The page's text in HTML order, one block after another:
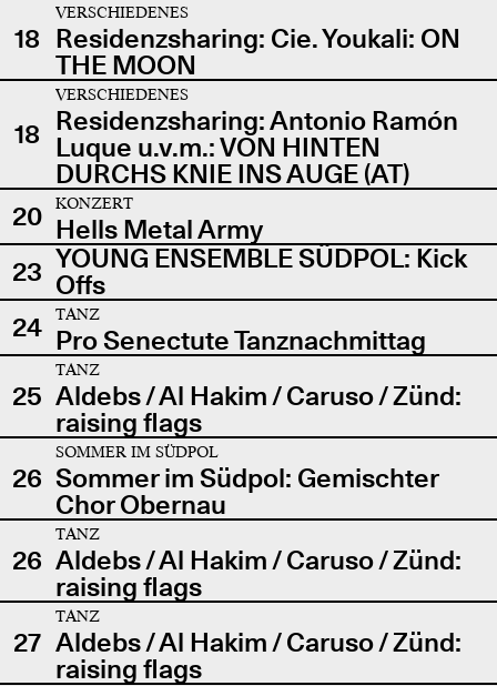
18
VERSCHIEDENES
Residenzsharing: Cie. Youkali: ON
THE MOON
18
VERSCHIEDENES
Residenzsharing: Antonio Ramón
Luque u.v.m.: VON HINTEN
DURCHS KNIE INS AUGE (AT)
20
KONZERT
Hells Metal Army
23 YOUNG ENSEMBLE SÜDPOL: Kick
Offs
24
TANZ
Pro Senectute Tanznachmittag
25
TANZ
Aldebs / Al Hakim / Caruso / Zünd:
raising flags
26
SOMMER IM SÜDPOL
Sommer im Südpol: Gemischter
Chor Obernau
26
TANZ
Aldebs / Al Hakim / Caruso / Zünd:
raising flags
27
TANZ
Aldebs / Al Hakim / Caruso / Zünd:
raising flags